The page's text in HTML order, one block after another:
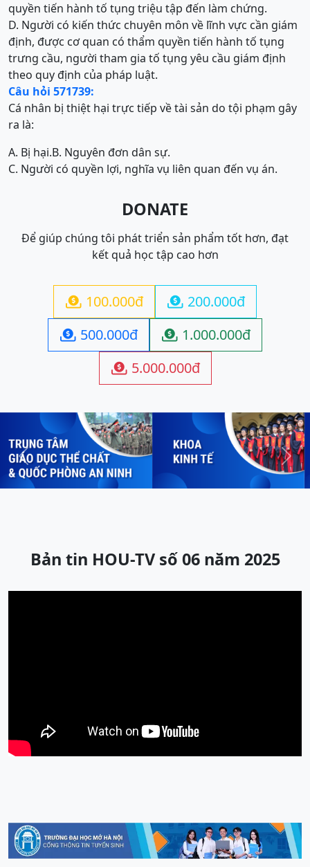
quyền tiến hành tố tụng triệu tập đến làm chứng.
D. Người có kiến thức chuyên môn về lĩnh vực cần giám
định, được cơ quan có thẩm quyền tiến hành tố tụng
trưng cầu, người tham gia tố tụng yêu cầu giám định
theo quy định của pháp luật.
Câu hỏi 571739:
Cá nhân bị thiệt hại trực tiếp về tài sản do tội phạm gây
ra là:
A. Bị hại.B. Nguyên đơn dân sự.
C. Người có quyền lợi, nghĩa vụ liên quan đến vụ án.
DONATE
Để giúp chúng tôi phát triển sản phẩm tốt hơn, đạt
kết quả học tập cao hơn
 100.000đ  200.000đ
 500.000đ  1.000.000đ
 5.000.000đ
Previous Next
Bản tin HOU-TV số 06 năm 2025